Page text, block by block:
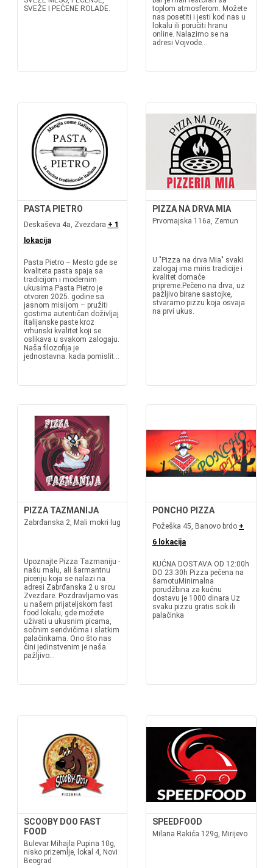
SVEŽE I PEČENE ROLADE.
toplom atmosferom. Možete
nas posetiti i jesti kod nas u
lokalu ili poručiti hranu
online. Nalazimo se na
adresi Vojvode...
PASTA PIETRO
Deskaševa 4a, Zvezdara + 1
lokacija
Pasta Pietro – Mesto gde se
kvaliteta pasta spaja sa
tradicijom i modernim
ukusima Pasta Pietro je
otvoren 2025. godine sa
jasnom misijom – pružiti
gostima autentičan doživljaj
italijanske paste kroz
vrhunski kvalitet koji se
oslikava u svakom zalogaju.
Naša filozofija je
jednostavna: kada pomislit...
PIZZA NA DRVA MIA
Prvomajska 116a, Zemun
U "Pizza na drva Mia" svaki
zalogaj ima miris tradicije i
kvalitet domaće
pripreme.Pečeno na drva, uz
pažljivo birane sastojke,
stvaramo pizzu koja osvaja
na prvi ukus.
PIZZA TAZMANIJA
Zabrđanska 2, Mali mokri lug
Upoznajte Pizza Tazmaniju -
našu malu, ali šarmantnu
piceriju koja se nalazi na
adresi Zabrđanska 2 u srcu
Zvezdare. Pozdravljamo vas
u našem prijateljskom fast
food lokalu, gde možete
uživati u ukusnim picama,
sočnim sendvičima i slatkim
palačinkama. Ono što nas
čini jedinstvenim je naša
pažljivo...
PONCHO PIZZA
Požeška 45, Banovo brdo +
6 lokacija
KUĆNA DOSTAVA OD 12:00h
DO 23:30h Pizza pečena na
šamotuMinimalna
porudžbina za kućnu
dostavu je 1000 dinara Uz
svaku pizzu gratis sok ili
palačinka
SCOOBY DOO FAST
FOOD
Bulevar Mihajla Pupina 10g,
nisko prizemlje, lokal 4, Novi
Beograd
SPEEDFOOD
Milana Rakića 129g, Mirijevo